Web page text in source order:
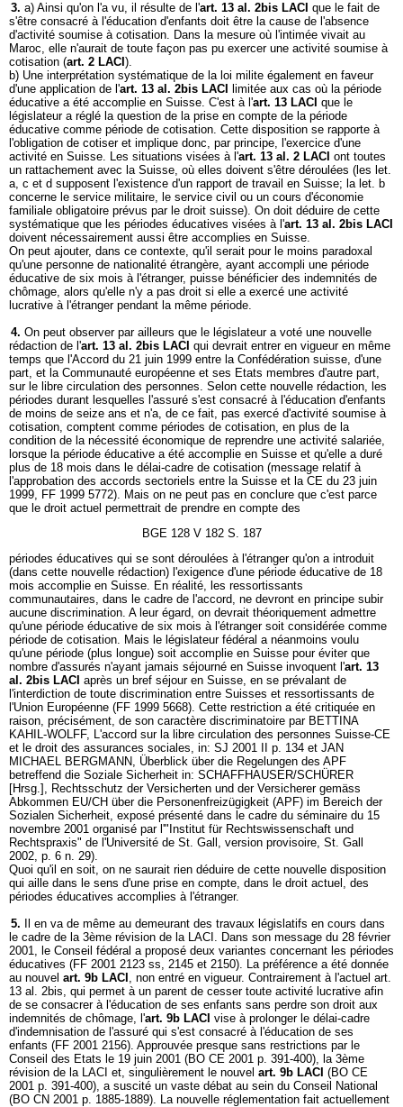
3. a) Ainsi qu'on l'a vu, il résulte de l'art. 13 al. 2bis LACI que le fait de
s'être consacré à l'éducation d'enfants doit être la cause de l'absence
d'activité soumise à cotisation. Dans la mesure où l'intimée vivait au
Maroc, elle n'aurait de toute façon pas pu exercer une activité soumise à
cotisation (art. 2 LACI ).
b) Une interprétation systématique de la loi milite également en faveur
d'une application de l'art. 13 al. 2bis LACI
limitée aux cas où la période
éducative a été accomplie en Suisse. C'est à l'art. 13 LACI que le
législateur a réglé la question de la prise en compte de la période
éducative comme période de cotisation. Cette disposition se rapporte à
l'obligation de cotiser et implique donc, par principe, l'exercice d'une
activité en Suisse. Les situations visées à l'art. 13 al. 2 LACI ont toutes
un rattachement avec la Suisse, où elles doivent s'être déroulées (les let.
a, c et d supposent l'existence d'un rapport de travail en Suisse; la let. b
concerne le service militaire, le service civil ou un cours d'économie
familiale obligatoire prévus par le droit suisse). On doit déduire de cette
systématique que les périodes éducatives visées à l'art. 13 al. 2bis LACI
doivent nécessairement aussi être accomplies en Suisse.
On peut ajouter, dans ce contexte, qu'il serait pour le moins paradoxal
qu'une personne de nationalité étrangère, ayant accompli une période
éducative de six mois à l'étranger, puisse bénéficier des indemnités de
chômage, alors qu'elle n'y a pas droit si elle a exercé une activité
lucrative à l'étranger pendant la même période.
4. On peut observer par ailleurs que le législateur a voté une nouvelle
rédaction de l'art. 13 al. 2bis LACI qui devrait entrer en vigueur en même
temps que l'Accord du 21 juin 1999 entre la Confédération suisse, d'une
part, et la Communauté européenne et ses Etats membres d'autre part,
sur le libre circulation des personnes. Selon cette nouvelle rédaction, les
périodes durant lesquelles l'assuré s'est consacré à l'éducation d'enfants
de moins de seize ans et n'a, de ce fait, pas exercé d'activité soumise à
cotisation, comptent comme périodes de cotisation, en plus de la
condition de la nécessité économique de reprendre une activité salariée,
lorsque la période éducative a été accomplie en Suisse et qu'elle a duré
plus de 18 mois dans le délai-cadre de cotisation (message relatif à
l'approbation des accords sectoriels entre la Suisse et la CE du 23 juin
1999, FF 1999 5772). Mais on ne peut pas en conclure que c'est parce
que le droit actuel permettrait de prendre en compte des
BGE 128 V 182 S. 187
périodes éducatives qui se sont déroulées à l'étranger qu'on a introduit
(dans cette nouvelle rédaction) l'exigence d'une période éducative de 18
mois accomplie en Suisse. En réalité, les ressortissants
communautaires, dans le cadre de l'accord, ne devront en principe subir
aucune discrimination. A leur égard, on devrait théoriquement admettre
qu'une période éducative de six mois à l'étranger soit considérée comme
période de cotisation. Mais le législateur fédéral a néanmoins voulu
qu'une période (plus longue) soit accomplie en Suisse pour éviter que
nombre d'assurés n'ayant jamais séjourné en Suisse invoquent l'art. 13
al. 2bis LACI après un bref séjour en Suisse, en se prévalant de
l'interdiction de toute discrimination entre Suisses et ressortissants de
l'Union Européenne (FF 1999 5668). Cette restriction a été critiquée en
raison, précisément, de son caractère discriminatoire par BETTINA
KAHIL-WOLFF, L'accord sur la libre circulation des personnes Suisse-CE
et le droit des assurances sociales, in: SJ 2001 II p. 134 et JAN
MICHAEL BERGMANN, Überblick über die Regelungen des APF
betreffend die Soziale Sicherheit in: SCHAFFHAUSER/SCHÜRER
[Hrsg.], Rechtsschutz der Versicherten und der Versicherer gemäss
Abkommen EU/CH über die Personenfreizügigkeit (APF) im Bereich der
Sozialen Sicherheit, exposé présenté dans le cadre du séminaire du 15
novembre 2001 organisé par l'"Institut für Rechtswissenschaft und
Rechtspraxis" de l'Université de St. Gall, version provisoire, St. Gall
2002, p. 6 n. 29).
Quoi qu'il en soit, on ne saurait rien déduire de cette nouvelle disposition
qui aille dans le sens d'une prise en compte, dans le droit actuel, des
périodes éducatives accomplies à l'étranger.
5.
Il en va de même au demeurant des travaux législatifs en cours dans
le cadre de la 3ème révision de la LACI. Dans son message du 28 février
2001, le Conseil fédéral a proposé deux variantes concernant les périodes
éducatives (FF 2001 2123 ss, 2145 et 2150). La préférence a été donnée
au nouvel art. 9b LACI , non entré en vigueur. Contrairement à l'actuel art.
13 al. 2bis, qui permet à un parent de cesser toute activité lucrative afin
de se consacrer à l'éducation de ses enfants sans perdre son droit aux
indemnités de chômage, l'art. 9b LACI vise à prolonger le délai-cadre
d'indemnisation de l'assuré qui s'est consacré à l'éducation de ses
enfants (FF 2001 2156). Approuvée presque sans restrictions par le
Conseil des Etats le 19 juin 2001 (BO CE 2001 p. 391-400), la 3ème
révision de la LACI et, singulièrement le nouvel art. 9b LACI (BO CE
2001 p. 391-400), a suscité un vaste débat au sein du Conseil National
(BO CN 2001 p. 1885-1889). La nouvelle réglementation fait actuellement